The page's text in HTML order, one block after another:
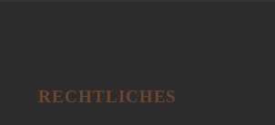
RECHTLICHES